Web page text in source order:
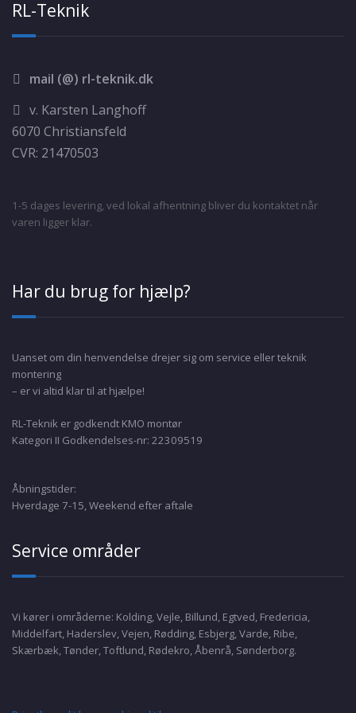
RL-Teknik
mail (@) rl-teknik.dk
v. Karsten Langhoff
6070 Christiansfeld
CVR: 21470503
1-5 dages levering, ved lokal afhentning bliver du kontaktet når
varen ligger klar.
Har du brug for hjælp?
Uanset om din henvendelse drejer sig om service eller teknik
montering
– er vi altid klar til at hjælpe!
RL-Teknik er godkendt KMO montør
Kategori II Godkendelses-nr: 22309519
Åbningstider:
Hverdage 7-15, Weekend efter aftale
Service områder
Vi kører i områderne: Kolding, Vejle, Billund, Egtved, Fredericia,
Middelfart, Haderslev, Vejen, Rødding, Esbjerg, Varde, Ribe,
Skærbæk, Tønder, Toftlund, Rødekro, Åbenrå, Sønderborg.